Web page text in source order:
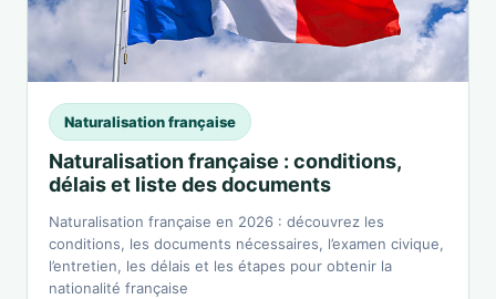
Naturalisation française
Naturalisation française : conditions,
délais et liste des documents
Naturalisation française en 2026 : découvrez les
conditions, les documents nécessaires, l’examen civique,
l’entretien, les délais et les étapes pour obtenir la
nationalité française